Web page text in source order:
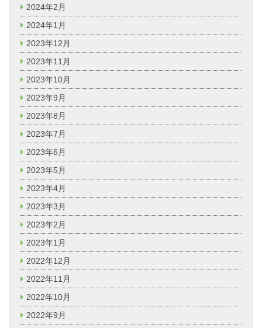
2024年2月
2024年1月
2023年12月
2023年11月
2023年10月
2023年9月
2023年8月
2023年7月
2023年6月
2023年5月
2023年4月
2023年3月
2023年2月
2023年1月
2022年12月
2022年11月
2022年10月
2022年9月